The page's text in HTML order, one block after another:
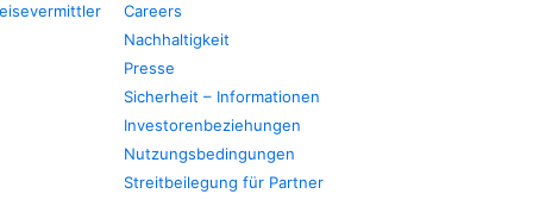
Careers
Nachhaltigkeit
Presse
Sicherheit – Informationen
Investorenbeziehungen
Nutzungsbedingungen
Streitbeilegung für Partner